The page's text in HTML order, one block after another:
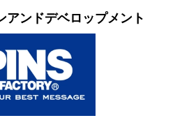
アンドデベロップメント